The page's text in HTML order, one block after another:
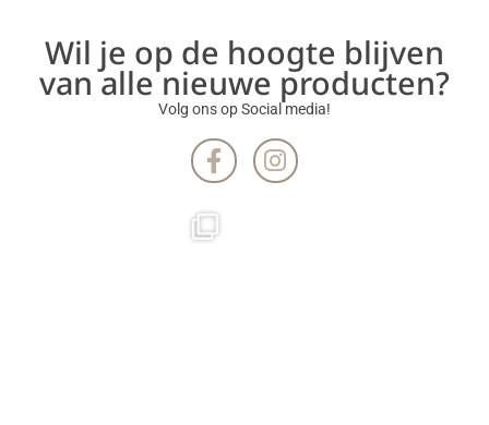
Wil je op de hoogte blijven
van alle nieuwe producten?
Volg ons op Social media!